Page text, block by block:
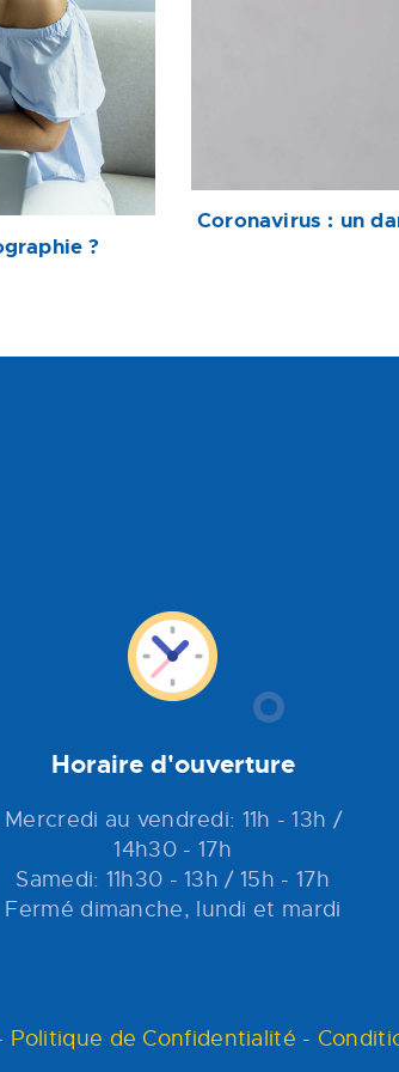
?
Coronavirus : un
Horaire d'ouverture
Mercredi au vendredi: 11h - 13h /
14h30 - 17h
Samedi: 11h30 - 13h / 15h - 17h
Fermé dimanche, lundi et mardi
Politique de Confidentialité -